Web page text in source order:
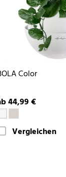
Color
44,99 €
Vergleichen